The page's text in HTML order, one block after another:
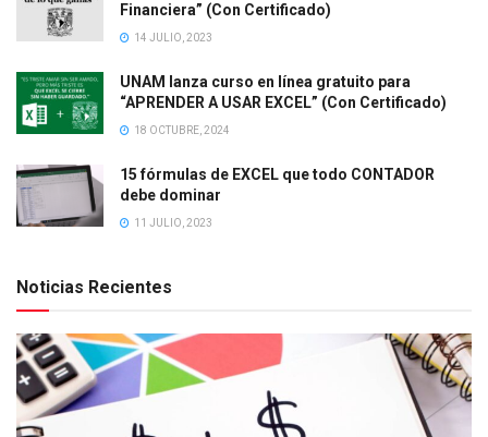
Financiera” (Con Certificado)
14 JULIO, 2023
UNAM lanza curso en línea gratuito para
“APRENDER A USAR EXCEL” (Con Certificado)
18 OCTUBRE, 2024
15 fórmulas de EXCEL que todo CONTADOR
debe dominar
11 JULIO, 2023
Noticias Recientes